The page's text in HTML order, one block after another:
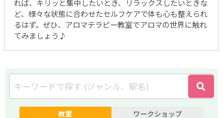
れば、キリッと集中したいとき、リラックスしたいときな
ど、様々な状態に合わせたセルフケアで体も心も整えられ
るはず。ぜひ、アロマテラピー教室でアロマの世界に触れ
てみましょう♪
教室 ワークショップ